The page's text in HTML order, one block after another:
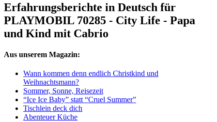
Erfahrungsberichte in Deutsch für
PLAYMOBIL 70285 - City Life - Papa
und Kind mit Cabrio
Aus unserem Magazin:
Wann kommen denn endlich Christkind und
Weihnachtsmann?
Sommer, Sonne, Reisezeit
“Ice Ice Baby” statt “Cruel Summer”
Tischlein deck dich
Abenteuer Küche